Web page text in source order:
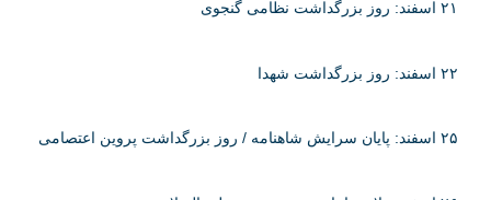
۲۱ اسفند: روز بزرگداشت نظامی گنجوی
۲۲ اسفند: روز بزرگداشت شهدا
۲۵ اسفند: پایان سرایش شاهنامه / روز بزرگداشت پروین اعتصامی